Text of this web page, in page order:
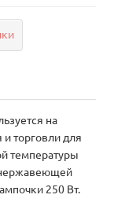
на
торговли для
температуры
250 Вт.